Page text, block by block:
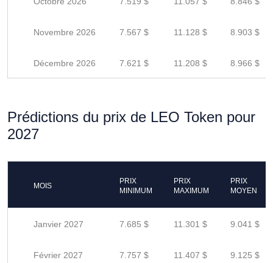
Novembre 2026 7.567 $ 11.128 $ 8.903 $
Décembre 2026 7.621 $ 11.208 $ 8.966 $
Prédictions du prix de LEO Token pour
2027
MOIS
PRIX
MINIMUM
PRIX
MAXIMUM
PRIX
MOYEN
Janvier 2027 7.685 $ 11.301 $ 9.041 $
Février 2027 7.757 $ 11.407 $ 9.125 $